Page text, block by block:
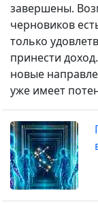
завершены.
черновиков
только
принести
новые
уже имеет